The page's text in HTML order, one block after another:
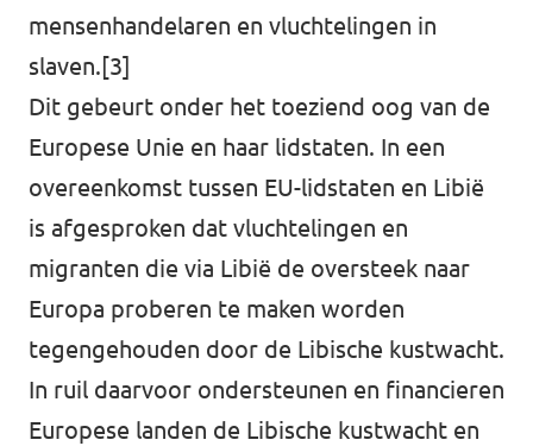
mensenhandelaren en vluchtelingen in
slaven.[3]
Dit gebeurt onder het toeziend oog van de
Europese Unie en haar lidstaten. In een
overeenkomst tussen EU-lidstaten en Libië
is afgesproken dat vluchtelingen en
migranten die via Libië de oversteek naar
Europa proberen te maken worden
tegengehouden door de Libische kustwacht.
In ruil daarvoor ondersteunen en financieren
Europese landen de Libische kustwacht en